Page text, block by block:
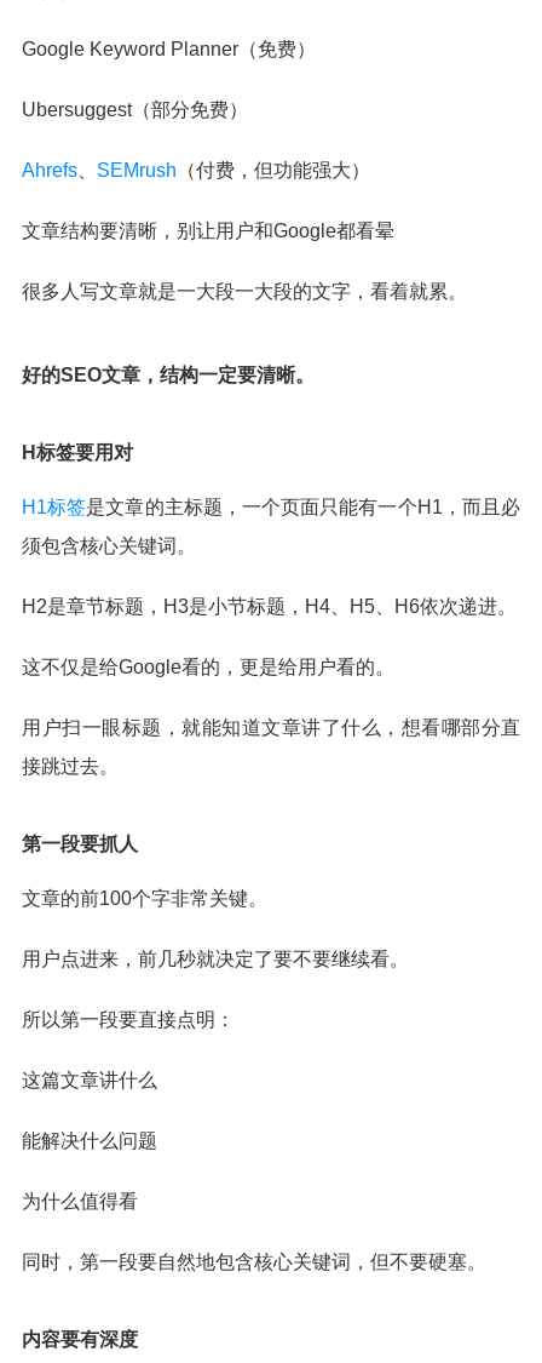
Google Keyword Planner（免费）
Ubersuggest（部分免费）
Ahrefs SEMrush （付费，但功能强大）
文章结构要清晰，别让用户和Google都看晕
很多人写文章就是一大段一大段的文字，看着就累。
好的SEO文章，结构一定要清晰。
H标签要用对
H1标签是文章的主标题，一个页面只能有一个H1，而且必
须包含核心关键词。
H2是章节标题，H3是小节标题，H4、H5、H6依次递进。
这不仅是给Google看的，更是给用户看的。
用户扫一眼标题，就能知道文章讲了什么，想看哪部分直
接跳过去。
第一段要抓人
文章的前100个字非常关键。
用户点进来，前几秒就决定了要不要继续看。
所以第一段要直接点明：
这篇文章讲什么
能解决什么问题
为什么值得看
同时，第一段要自然地包含核心关键词，但不要硬塞。
内容要有深度